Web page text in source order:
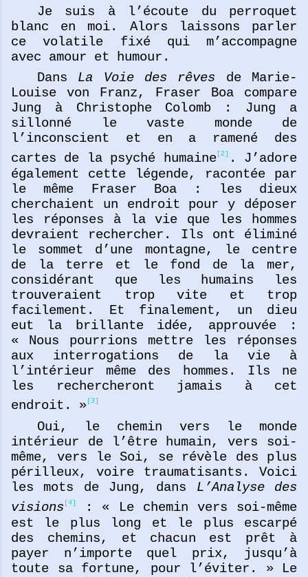
Je suis à l’écoute du perroquet
blanc en moi. Alors laissons parler
ce volatile fixé qui m’accompagne
avec amour et humour.
Dans La Voie des rêves de Marie-
Louise von Franz, Fraser Boa compare
Jung à Christophe Colomb : Jung a
sillonné le vaste monde de
l’inconscient et en a ramené des
cartes de la psyché humaine [2]
. J’adore
également cette légende, racontée par
le même Fraser Boa : les dieux
cherchaient un endroit pour y déposer
les réponses à la vie que les hommes
devraient rechercher. Ils ont éliminé
le sommet d’une montagne, le centre
de la terre et le fond de la mer,
considérant que les humains les
trouveraient trop vite et trop
facilement. Et finalement, un dieu
eut la brillante idée, approuvée :
« Nous pourrions mettre les réponses
aux interrogations de la vie à
l’intérieur même des hommes. Ils ne
les rechercheront jamais à cet
endroit. » [3]
Oui, le chemin vers le monde
intérieur de l’être humain, vers soi-
même, vers le Soi, se révèle des plus
périlleux, voire traumatisants. Voici
les mots de Jung, dans L’Analyse des
visions [4]
: « Le chemin vers soi-même
est le plus long et le plus escarpé
des chemins, et chacun est prêt à
payer n’importe quel prix, jusqu’à
toute sa fortune, pour l’éviter. » Le